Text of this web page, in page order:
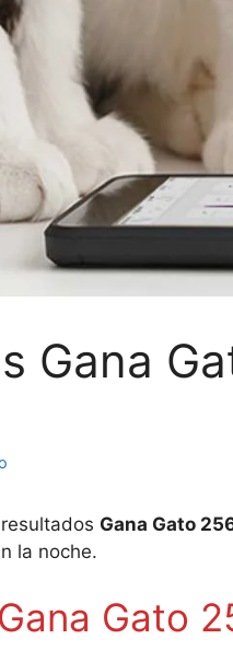
Gana
Gana Gato 25
la noche.
Gato